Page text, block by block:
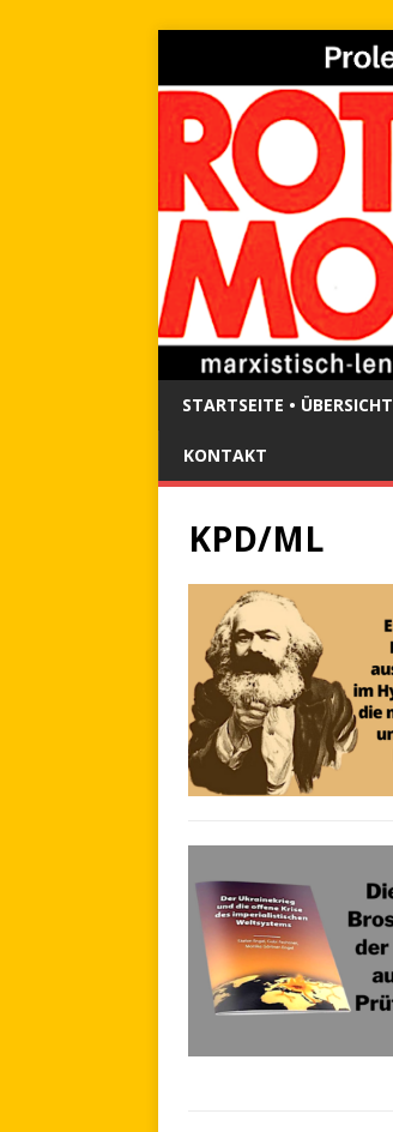
STARTSEITE • ÜBERSICHT
KONTAKT
KPD/ML